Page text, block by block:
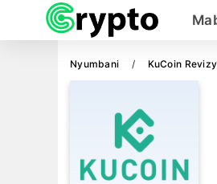
Nyumbani KuCoin